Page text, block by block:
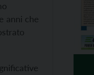
anni che